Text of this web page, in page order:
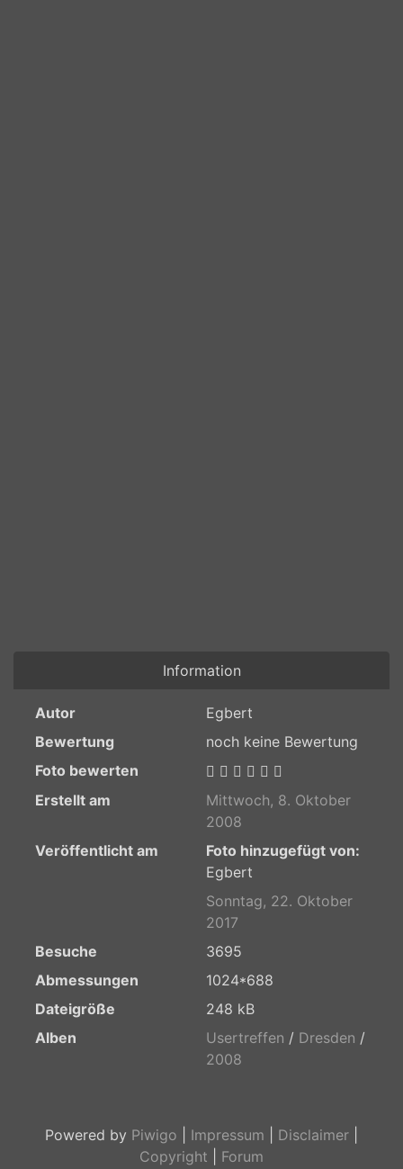
Information
Autor
Egbert
Bewertung
noch keine Bewertung
Foto bewerten
Erstellt am
Mittwoch, 8. Oktober
2008
Veröffentlicht am
Foto hinzugefügt von:
Egbert
Sonntag, 22. Oktober
2017
Besuche
3695
Abmessungen
1024*688
Dateigröße
248 kB
Alben
Usertreffen / Dresden /
2008
Powered by Piwigo Impressum Disclaimer
Copyright
Forum